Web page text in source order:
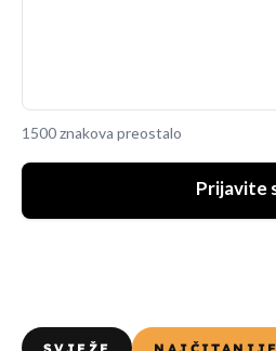
1500 znakova preostalo
Prijavite